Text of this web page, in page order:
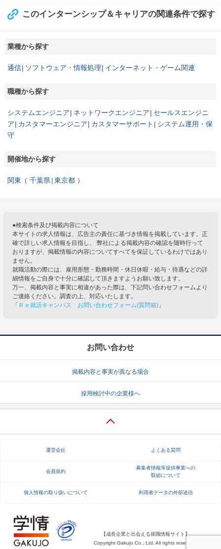
このインターンシップ＆キャリアの関連条件で探す
業種から探す
通信 ソフトウェア・情報処理 インターネット・ゲーム関連
職種から探す
システムエンジニア ネットワークエンジニア
セールスエンジニ
ア
カスタマーエンジニア カスタマーサポート
システム運用・保
守
開催地から探す
関東 千葉県 東京都
●検索条件及び掲載内容について
本サイトの求人情報は、広告主の責任に基づき情報を掲載しています。正
確で詳しい求人情報を目指し、 弊社による掲載内容の確認を随時行って
おりますが、掲載情報の内容についてすべてを保証しているわけではあり
ません。
就職活動の際には、雇用形態・勤務時間・休日休暇・給与・待遇などの詳
細情報をご自身で十分に確認して頂きますようお願い致します。
万一、掲載内容と事実に相違があった際は、下記問い合わせフォームより
ご連絡ください。調査の上、対応いたします。
「 Ｒｅ就活キャンパス お問い合わせフォーム(質問箱) 」
お問い合わせ
掲載内容と事実が異なる場合
採用検討中の企業様へ
運営会社 よくある質問
会員規約
募集者情報等提供事業への
取組について
個人情報の取り扱いについて 利用者データの外部送信
【成長企業と出会える就職情報サイト】
Copyright Gakujo Co., Ltd. All rights reserved.